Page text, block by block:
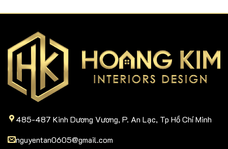
485-487 Kinh Dương Vương, P. An Lạc, Tp Hồ Chí Minh
nguyentan0605@gmail.com